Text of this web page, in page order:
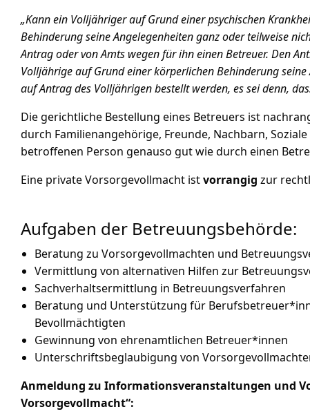
„Kann ein Volljähriger auf Grund einer psychischen
Behinderung seine Angelegenheiten ganz oder teilweise
Antrag oder von Amts wegen für ihn einen Betreuer. Den
Volljährige auf Grund einer körperlichen Behinderung
auf Antrag des Volljährigen bestellt werden, es sei denn,
Die gerichtliche Bestellung eines Betreuers ist
durch Familienangehörige, Freunde, Nachbarn,
betroffenen Person genauso gut wie durch einen
Eine private Vorsorgevollmacht istvorrangig zur
Aufgaben der Betreuungsbehörde:
Beratung zu Vorsorgevollmachten und
Vermittlung von alternativen Hilfen zur
Sachverhaltsermittlung in Betreuungsverfahren
Beratung und Unterstützung für
Bevollmächtigten
Gewinnung von ehrenamtlichen Betreuer*innen
Unterschriftsbeglaubigung von
Anmeldung zu Informationsveranstaltungen und
Vorsorgevollmacht“: